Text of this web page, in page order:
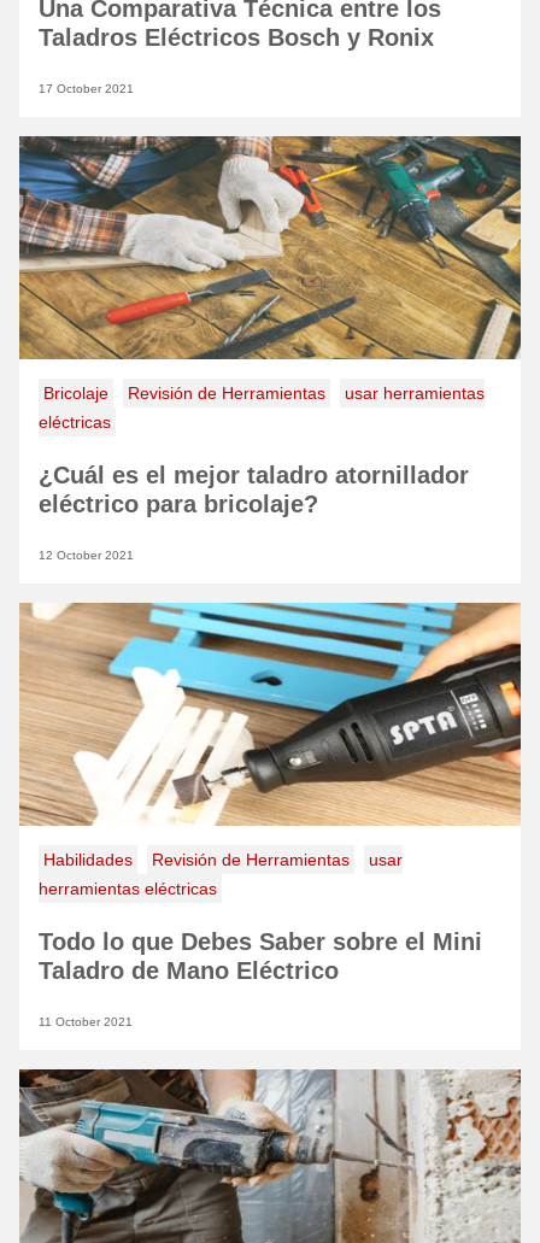
Una Comparativa Técnica entre los
Taladros Eléctricos Bosch y Ronix
17 October 2021
Bricolaje Revisión de Herramientas
usar herramientas
eléctricas
¿Cuál es el mejor taladro atornillador
eléctrico para bricolaje?
12 October 2021
Habilidades Revisión de Herramientas
usar
herramientas eléctricas
Todo lo que Debes Saber sobre el Mini
Taladro de Mano Eléctrico
11 October 2021